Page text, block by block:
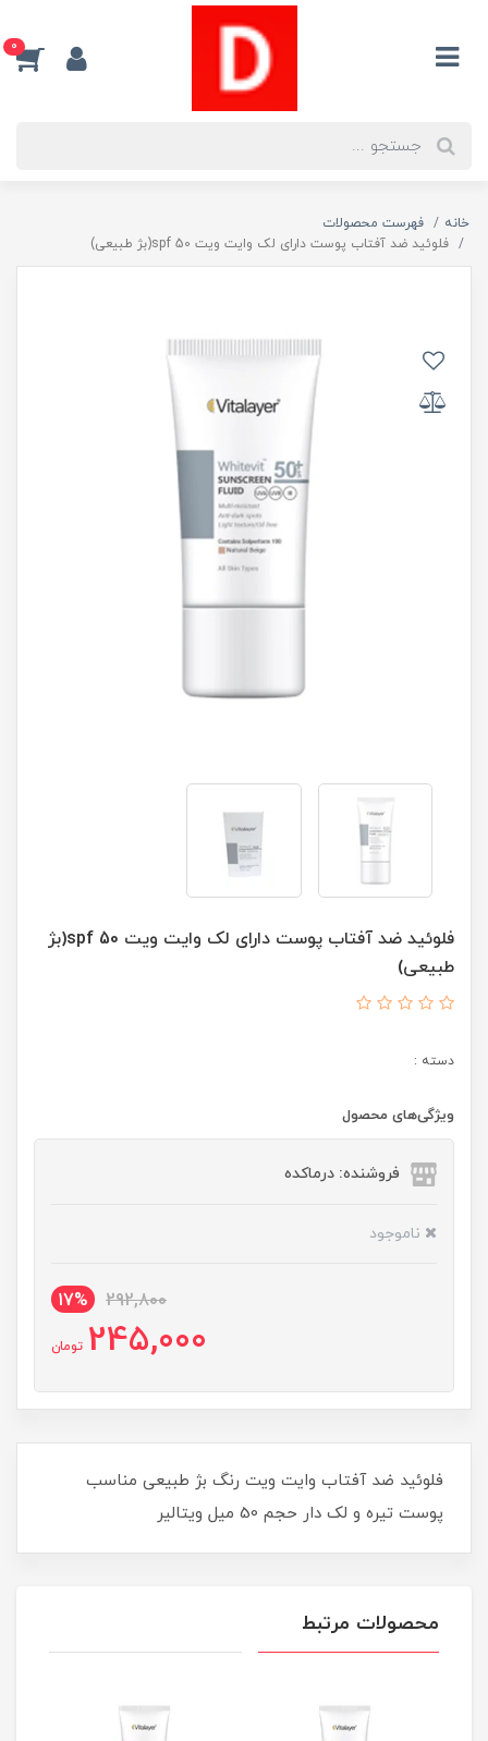
0
خانه
فهرست محصولات
فلوئید ضد آفتاب پوست دارای لک وایت ویت spf 50(بژ طبیعی)
فلوئید ضد آفتاب پوست دارای لک وایت ویت spf 50(بژ
طبیعی)
دسته :
ویژگی‌های محصول
فروشنده: درماکده
ناموجود
292,800
17%
245,000 تومان
فلوئید ضد آفتاب وایت ویت رنگ بژ طبیعی مناسب
پوست تیره و لک دار حجم 50 میل ویتالیر
محصولات مرتبط